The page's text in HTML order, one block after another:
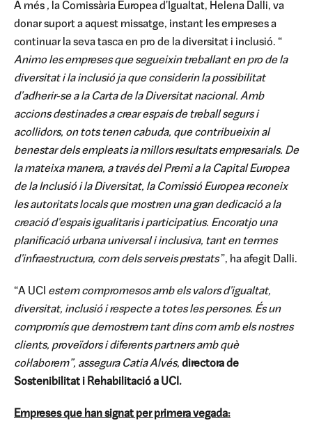
A més , la Comissària Europea d'Igualtat, Helena Dalli, va
donar suport a aquest missatge, instant les empreses a
continuar la seva tasca en pro de la diversitat i inclusió. “
Animo les empreses que segueixin treballant en pro de la
diversitat i la inclusió ja que considerin la possibilitat
d'adherir-se a la Carta de la Diversitat nacional. Amb
accions destinades a crear espais de treball segurs i
acollidors, on tots tenen cabuda, que contribueixin al
benestar dels empleats ia millors resultats empresarials. De
la mateixa manera, a través del Premi a la Capital Europea
de la Inclusió i la Diversitat, la Comissió Europea reconeix
les autoritats locals que mostren una gran dedicació a la
creació d'espais igualitaris i participatius. Encoratjo una
planificació urbana universal i inclusiva, tant en termes
d'infraestructura, com dels serveis prestats”, ha afegit Dalli.
“A UCI estem compromesos amb els valors d'igualtat,
diversitat, inclusió i respecte a totes les persones. És un
compromís que demostrem tant dins com amb els nostres
clients, proveïdors i diferents partners amb què
col·laborem”, assegura Catia Alvés, directora de
Sostenibilitat i Rehabilitació a UCI.
Empreses que han signat per primera vegada: